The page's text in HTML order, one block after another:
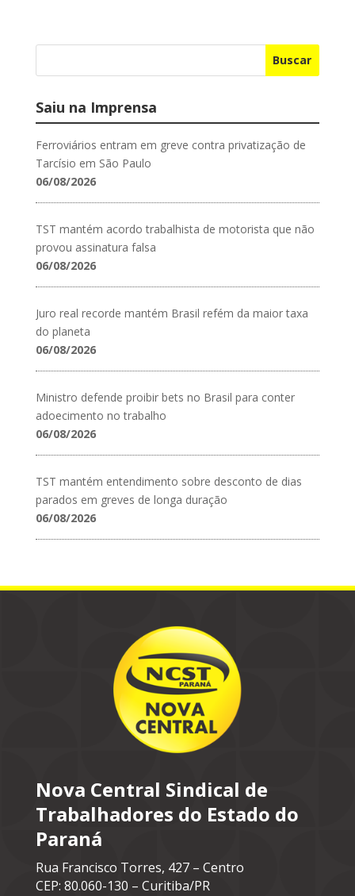
Buscar
Saiu na Imprensa
Ferroviários entram em greve contra privatização de
Tarcísio em São Paulo
06/08/2026
TST mantém acordo trabalhista de motorista que não
provou assinatura falsa
06/08/2026
Juro real recorde mantém Brasil refém da maior taxa
do planeta
06/08/2026
Ministro defende proibir bets no Brasil para conter
adoecimento no trabalho
06/08/2026
TST mantém entendimento sobre desconto de dias
parados em greves de longa duração
06/08/2026
Nova Central Sindical de
Trabalhadores do Estado do
Paraná
Rua Francisco Torres, 427 – Centro
CEP: 80.060-130 – Curitiba/PR